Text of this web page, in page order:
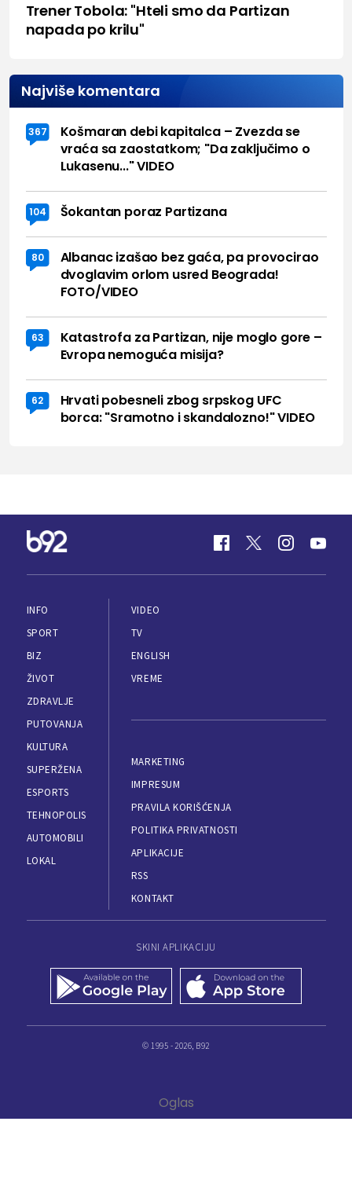
Trener Tobola: "Hteli smo da Partizan
napada po krilu"
Najviše komentara
367
Košmaran debi kapitalca – Zvezda se
vraća sa zaostatkom; "Da zaključimo o
Lukasenu..." VIDEO
104 Šokantan poraz Partizana
80
Albanac izašao bez gaća, pa provocirao
dvoglavim orlom usred Beograda!
FOTO/VIDEO
63
Katastrofa za Partizan, nije moglo gore –
Evropa nemoguća misija?
62
Hrvati pobesneli zbog srpskog UFC
borca: "Sramotno i skandalozno!" VIDEO
INFO
SPORT
BIZ
ŽIVOT
ZDRAVLJE
PUTOVANJA
KULTURA
SUPERŽENA
ESPORTS
TEHNOPOLIS
AUTOMOBILI
LOKAL
VIDEO
TV
ENGLISH
VREME
MARKETING
IMPRESUM
PRAVILA KORIŠĆENJA
POLITIKA PRIVATNOSTI
APLIKACIJE
RSS
KONTAKT
SKINI APLIKACIJU
© 1995 - 2026, B92